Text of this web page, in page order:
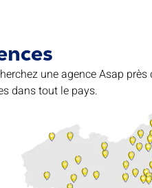
une agence Asap
dans tout le pays.